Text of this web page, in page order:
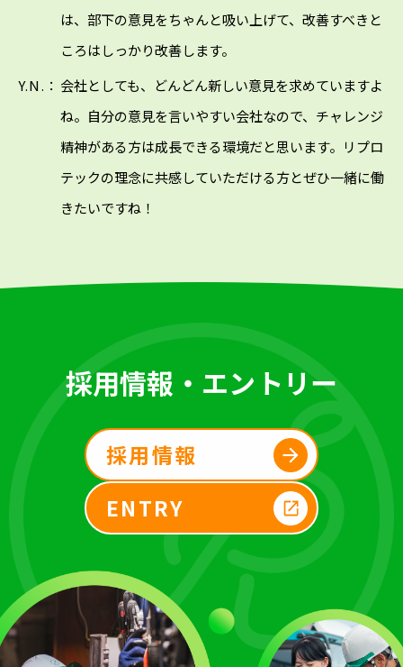
は、部下の意見をちゃんと吸い上げて、改善すべきと
ころはしっかり改善します。
Y.N.： 会社としても、どんどん新しい意見を求めていますよ
ね。自分の意見を言いやすい会社なので、チャレンジ
精神がある方は成長できる環境だと思います。リプロ
テックの理念に共感していただける方とぜひ一緒に働
きたいですね！
採用情報・エントリー
採用情報
ENTRY